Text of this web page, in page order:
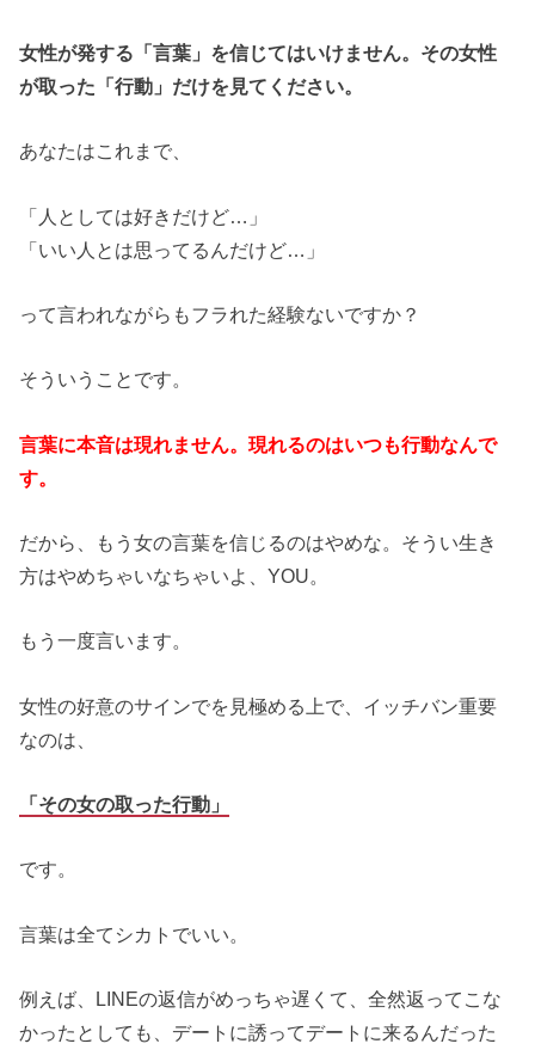
女性が発する「言葉」を信じてはいけません。その女性
が取った「行動」だけを見てください。
あなたはこれまで、
「人としては好きだけど…」
「いい人とは思ってるんだけど…」
って言われながらもフラれた経験ないですか？
そういうことです。
言葉に本音は現れません。現れるのはいつも行動なんで
す。
だから、もう女の言葉を信じるのはやめな。そうい生き
方はやめちゃいなちゃいよ、YOU。
もう一度言います。
女性の好意のサインでを見極める上で、イッチバン重要
なのは、
「その女の取った行動」
です。
言葉は全てシカトでいい。
例えば、LINEの返信がめっちゃ遅くて、全然返ってこな
かったとしても、デートに誘ってデートに来るんだった